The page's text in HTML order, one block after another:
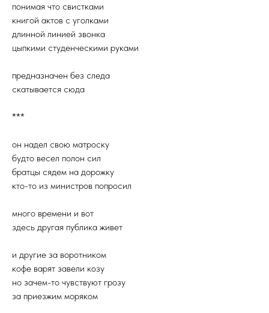
понимая что свистками
книгой актов с уголками
длинной линией звонка
цыпкими студенческими руками
предназначен без следа
скатывается сюда
***
он надел свою матроску
будто весел полон сил
братцы сядем на дорожку
кто-то из министров попросил
много времени и вот
здесь другая публика живет
и другие за воротником
кофе варят завели козу
но зачем-то чувствуют грозу
за приезжим моряком